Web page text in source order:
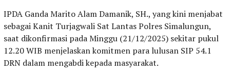
IPDA Ganda Marito Alam Damanik, SH., yang kini menjabat
sebagai Kanit Turjagwali Sat Lantas Polres Simalungun,
saat dikonfirmasi pada Minggu (21/12/2025) sekitar pukul
12.20 WIB menjelaskan komitmen para lulusan SIP 54.1
DRN dalam mengabdi kepada masyarakat.